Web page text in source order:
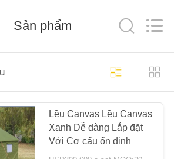
ngoài trời
Sản phẩm
Lều Canvas Lều Canvas
Xanh Dễ dàng Lắp đặt
Với ​​Cơ cấu ổn định